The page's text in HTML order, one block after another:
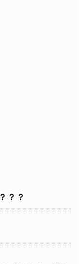
？？